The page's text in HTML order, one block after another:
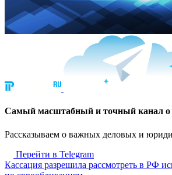
Cамый масштабный и точный канал о
Рассказываем о важных деловых и
Перейти в Telegram
Кассация разрешила рассмотреть в РФ